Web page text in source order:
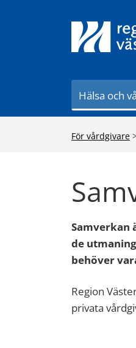
Hälsa och
För vårdgivare
Samverkan
de
behöver
Region
privata